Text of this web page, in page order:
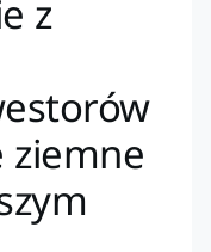
z
ziemne